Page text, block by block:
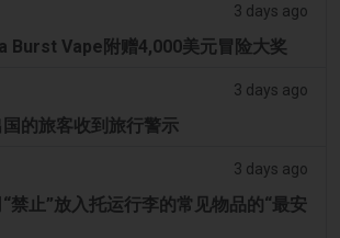
3 days ago
Burst Vape附赠4,000美元冒险大奖
3 days ago
的旅客收到旅行警示
3 days ago
禁止”放入托运行李的常见物品的“最安